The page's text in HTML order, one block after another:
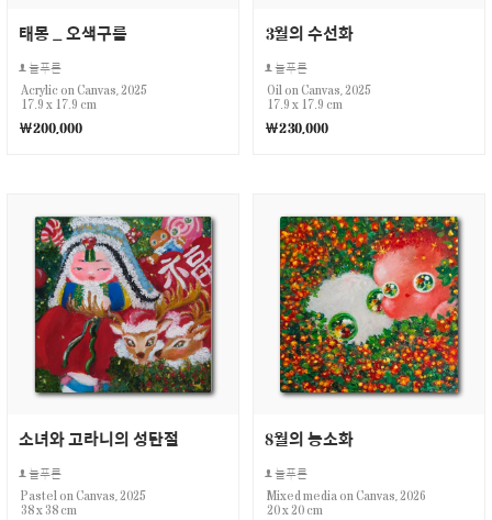
태몽 _ 오색구름
늘푸른
Acrylic on Canvas, 2025
17.9 x 17.9 cm
￦200,000
3월의 수선화
늘푸른
Oil on Canvas, 2025
17.9 x 17.9 cm
￦230,000
소녀와 고라니의 성탄절
늘푸른
Pastel on Canvas, 2025
38 x 38 cm
8월의 능소화
늘푸른
Mixed media on Canvas, 2026
20 x 20 cm